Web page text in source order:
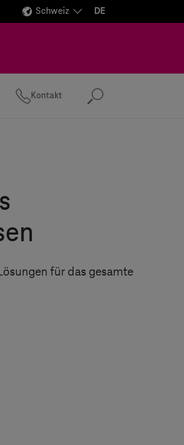
Schweiz DE
Kontakt Suchen
für das gesamte